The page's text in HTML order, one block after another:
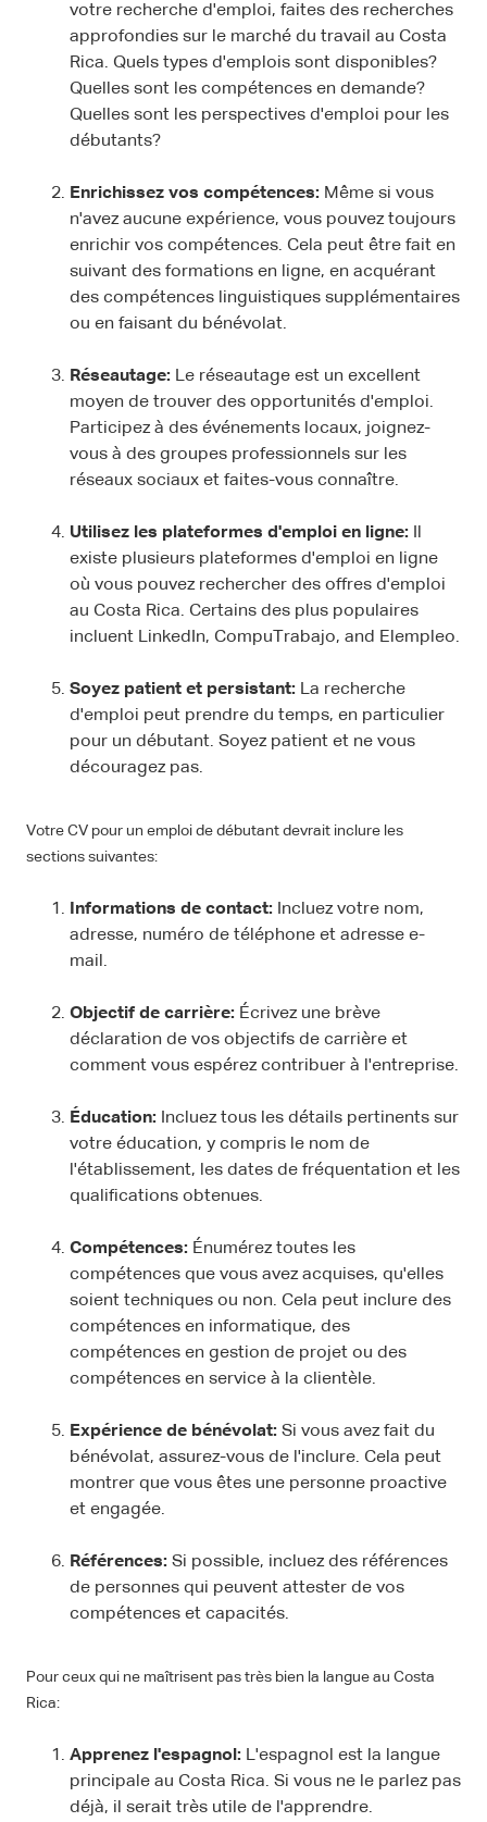
votre recherche d'emploi, faites des recherches
approfondies sur le marché du travail au Costa
Rica. Quels types d'emplois sont disponibles?
Quelles sont les compétences en demande?
Quelles sont les perspectives d'emploi pour les
débutants?
Enrichissez vos compétences: Même si vous
n'avez aucune expérience, vous pouvez toujours
enrichir vos compétences. Cela peut être fait en
suivant des formations en ligne, en acquérant
des compétences linguistiques supplémentaires
ou en faisant du bénévolat.
Réseautage: Le réseautage est un excellent
moyen de trouver des opportunités d'emploi.
Participez à des événements locaux, joignez-
vous à des groupes professionnels sur les
réseaux sociaux et faites-vous connaître.
Utilisez les plateformes d'emploi en ligne:
existe plusieurs plateformes d'emploi en ligne
où vous pouvez rechercher des offres d'emploi
au Costa Rica. Certains des plus populaires
incluent LinkedIn, CompuTrabajo, and Elempleo.
Soyez patient et persistant: La recherche
d'emploi peut prendre du temps, en particulier
pour un débutant. Soyez patient et ne vous
découragez pas.
Votre CV pour un emploi de débutant devrait inclure les
sections suivantes:
Informations de contact: Incluez votre nom,
adresse, numéro de téléphone et adresse e-
mail.
Objectif de carrière: Écrivez une brève
déclaration de vos objectifs de carrière et
comment vous espérez contribuer à l'entreprise.
Éducation: Incluez tous les détails pertinents sur
votre éducation, y compris le nom de
l'établissement, les dates de fréquentation et les
qualifications obtenues.
Compétences: Énumérez toutes les
compétences que vous avez acquises, qu'elles
soient techniques ou non. Cela peut inclure des
compétences en informatique, des
compétences en gestion de projet ou des
compétences en service à la clientèle.
Expérience de bénévolat: Si vous avez fait du
bénévolat, assurez-vous de l'inclure. Cela peut
montrer que vous êtes une personne proactive
et engagée.
Références: Si possible, incluez des références
de personnes qui peuvent attester de vos
compétences et capacités.
Pour ceux qui ne maîtrisent pas très bien la langue au Costa
Rica:
Apprenez l'espagnol: L'espagnol est la langue
principale au Costa Rica. Si vous ne le parlez pas
déjà, il serait très utile de l'apprendre.